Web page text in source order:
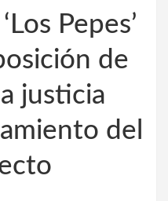
Pepes’
de
justicia
del